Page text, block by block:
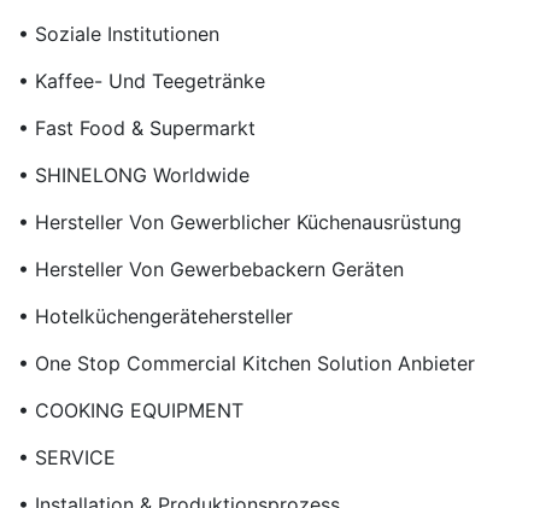
• Soziale Institutionen
• Kaffee- Und Teegetränke
• Fast Food & Supermarkt
• SHINELONG Worldwide
• Hersteller Von Gewerblicher Küchenausrüstung
• Hersteller Von Gewerbebackern Geräten
• Hotelküchengerätehersteller
• One Stop Commercial Kitchen Solution Anbieter
• COOKING EQUIPMENT
• SERVICE